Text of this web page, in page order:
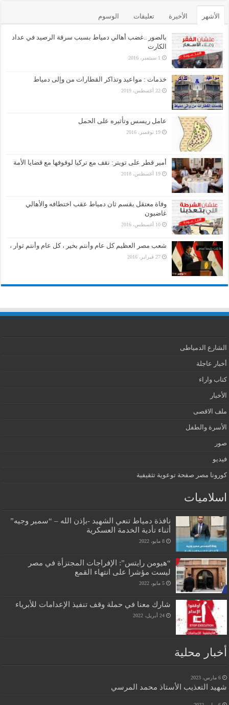
الأشهر الأخيرة تعليقات الوسوم
بالصور ..غضب أهالي دمياط بسبب سرقة الرصيد في عداد
الكارت
1 سبتمبر، 2016
خدمات : مواعيد وتذاكر القطارات من وإلى دمياط
22 أغسطس، 2019
عامل ريسس وتأثيره على الحمل
19 نوفمبر، 2016
أمير قطر على تويتر: نقف مع تركيا لوقوفها مع قضايا الأمة
19 أغسطس، 2018
وفاة معتقل بقسم ثان دمياط عقب اختطافه والأهالي
غاضبون
10 أغسطس، 2016
شعب مصر العظيم كل عام وأنتم بخير ، كل عام وأنتم ثوار ،
27 فبراير، 2016
الشارع الدمياطى
أخبار عاجلة
كتاب واراء
الأخبار
ملف الاقصى
الأسرة والطفل
صور
فيديو
كورونا مصر صفحة توعوية تثقيفية
اسلاميات
نافذة دمياط تنعي الشهيد -بإذن الله – “سمير وجيه”
أثناء تأدية الخدمة العسكرية
8 مايو، 2022
“هيومن رايتس”: الإفراجات المجتزأة في مصر
ليست مؤشرا على انتهاء القمع
5 مايو، 2022
شارك معنا في حملة وقف تنفيذ الإعدامات للأبرياء
24 أبريل، 2022
أخبار محلية
6 مارس، 2023
شهيد التعذيب الأستاذ محمد المرسي